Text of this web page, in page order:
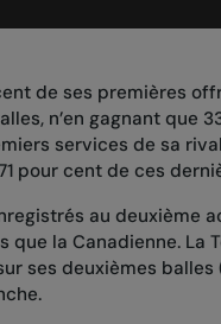
de ses premières
n’en gagnant que
services de sa
pour cent de ces
au deuxième
que la Canadienne. La
ses deuxièmes